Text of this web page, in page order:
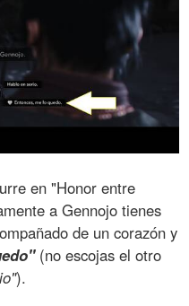
en "Honor entre
a Gennojo tienes
de un corazón y
(no escojas el otro
).